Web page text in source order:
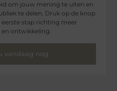
om jouw mening te uiten en
te delen. Druk op de knop
eerste stap richting meer
ontwikkeling.
vandaag nog